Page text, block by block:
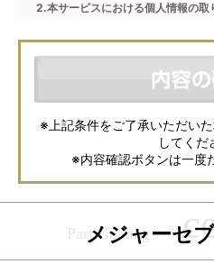
2.本サービスにおける個人情報の取
本フォームからお客様が記入・登録さ
などの資料送付・電子メールの送信・
動産会社が利用・保管します。資料請
の取扱いについては、各不動産会社に
また、上記とは別にメジャーセブンで
に、お客様の個人情報をサービスご利
ます。 ご記入の内容が不明瞭で資料を
本サービスを円滑に運用するために必
ブンから確認のご連絡をさせていただ
ご了承ください。
メジャーセブンの個人情報の取扱い方
※上記条件をご了承いただいた
してくだ
※内容確認ボタンは一度
メジャーセ